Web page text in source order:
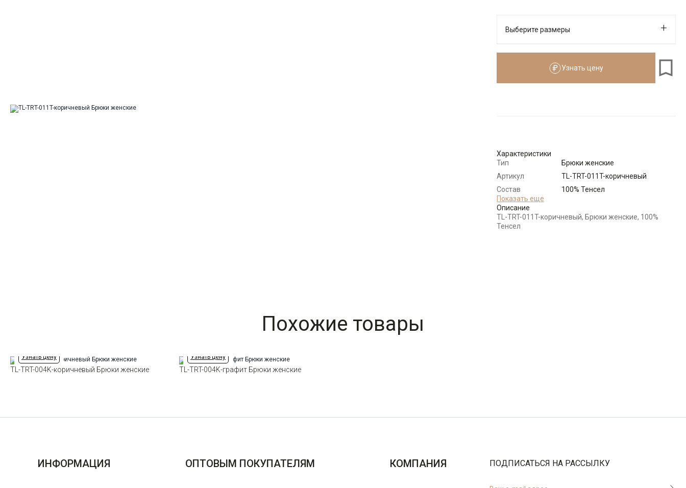
Выберите размеры
Размеры для ростасм
50
52 -
54 - + 4
Узнать цену
Характеристики
Тип
Брюки женские
Артикул
TL-TRT-011T-коричневый
Состав
сырья
100% Тенсел
Бренд
Модель
Показать еще
Описание
TL-TRT-011T-коричневый, Брюки женские, 100%
Тенсел
Похожие товары
Узнать цену
TL-TRT-004K-коричневый Брюки женские
Узнать цену
TL-TRT-004K-графит Брюки женские
ИНФОРМАЦИЯ ОПТОВЫМ ПОКУПАТЕЛЯМ КОМПАНИЯ ПОДПИСАТЬСЯ НА РАССЫЛКУ